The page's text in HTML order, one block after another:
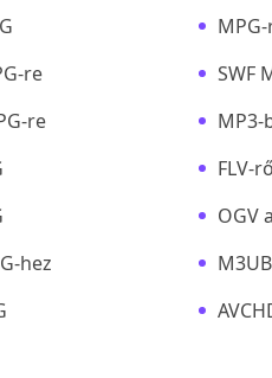
re
SWF
re
MP3-
FLV-
OGV
hez